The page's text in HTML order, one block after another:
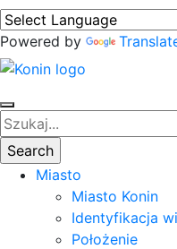
Powered by
Miasto
Miasto Konin
Identyfikacja
Położenie